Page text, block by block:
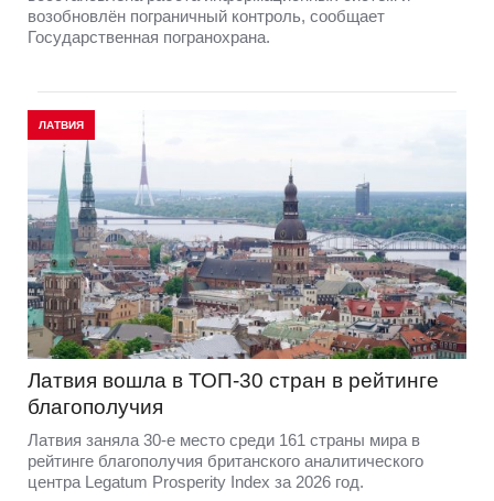
возобновлён пограничный контроль, сообщает
Государственная погранохрана.
ЛАТВИЯ
Латвия вошла в ТОП-30 стран в рейтинге
благополучия
Латвия заняла 30-е место среди 161 страны мира в
рейтинге благополучия британского аналитического
центра Legatum Prosperity Index за 2026 год.